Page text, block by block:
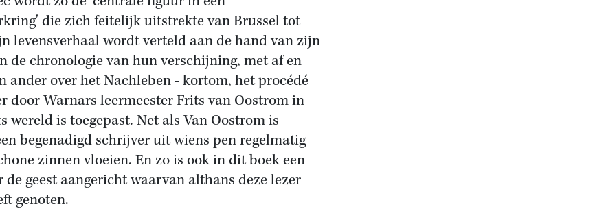
die zich feitelijk uitstrekte van Brussel tot
levensverhaal wordt verteld aan de hand van zijn
de chronologie van hun verschijning, met af en
ander over het Nachleben - kortom, het procédé
door Warnars leermeester Frits van Oostrom in
wereld is toegepast. Net als Van Oostrom is
begenadigd schrijver uit wiens pen regelmatig
zinnen vloeien. En zo is ook in dit boek een
de geest aangericht waarvan althans deze lezer
genoten.